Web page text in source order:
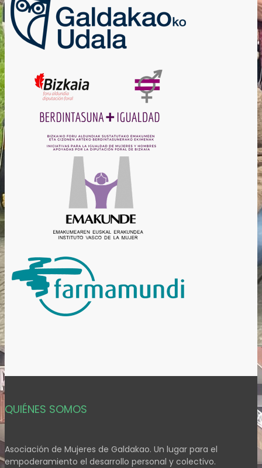
QUIÉNES SOMOS
Asociación de Mujeres de Galdakao. Un lugar para el
empoderamiento el desarrollo personal y colectivo.